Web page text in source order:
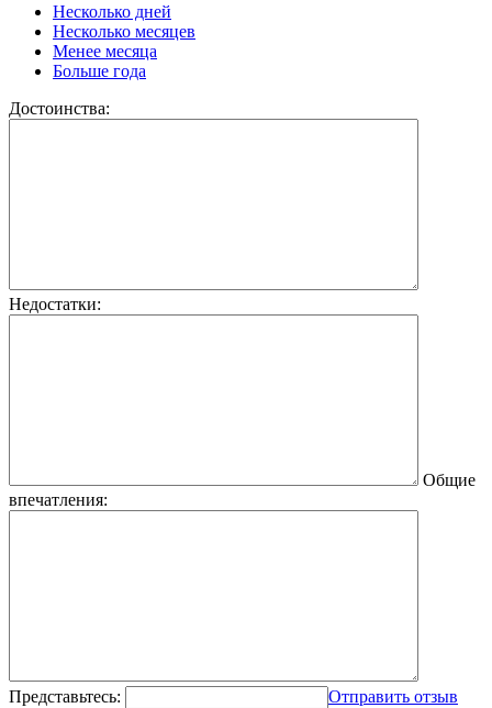
Несколько дней
Несколько месяцев
Менее месяца
Больше года
Достоинства:
Недостатки:
Общие
впечатления:
Представьтесь: Отправить отзыв